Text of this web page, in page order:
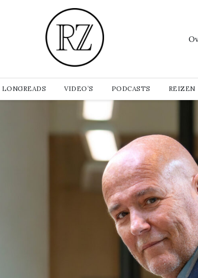
LONGREADS VIDEO’S PODCASTS REIZEN